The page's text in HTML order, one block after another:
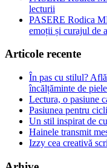
lecturii
PASERE Rodica
emoții și curajul de
Articole recente
În pas cu stilul?
încălțăminte de
Lectura, o pasiune
Pasiunea pentru
Un stil inspirat de
Hainele transmit
Izzy cea creativă